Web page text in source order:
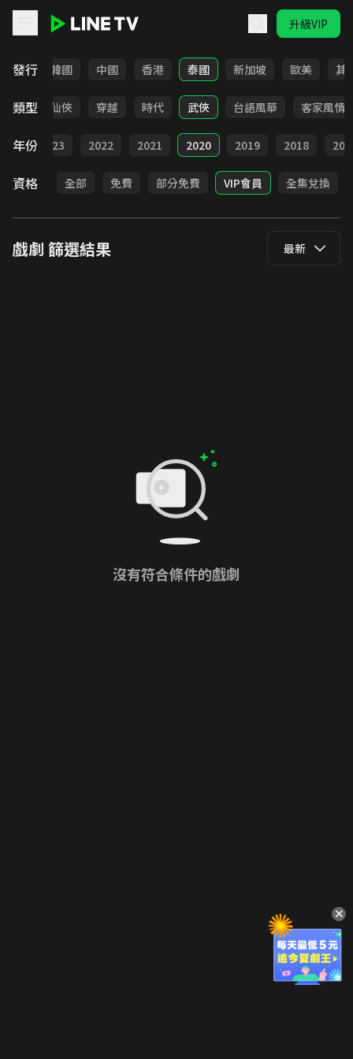
升級VIP
發行
日本 韓國 中國 香港 泰國 新加坡 歐美 其
類型
療癒 仙俠 穿越 時代 武俠 台語風華 客家風情
年份 2023 2022 2021 2020 2019 2018
資格 全部 免費 部分免費 VIP會員 全集兌換
戲劇 篩選結果 最新
沒有符合條件的戲劇